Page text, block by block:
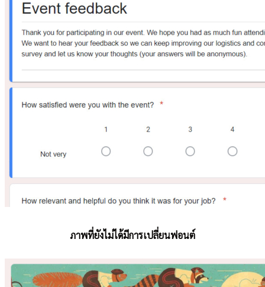
ภาพที่ยังไม่ได้มีการเปลี่ยนฟอนต์